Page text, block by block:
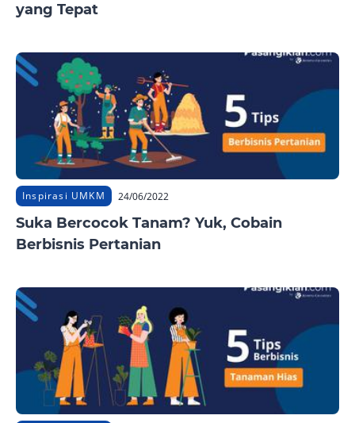
yang Tepat
Inspirasi UMKM 24/06/2022
Suka Bercocok Tanam? Yuk, Cobain
Berbisnis Pertanian